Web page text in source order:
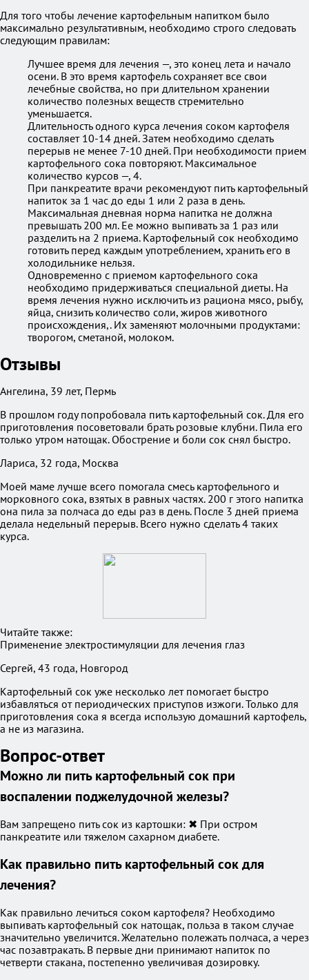
Для того чтобы лечение картофельным напитком было
максимально результативным, необходимо строго следовать
следующим правилам:
Лучшее время для лечения —, это конец лета и начало
осени. В это время картофель сохраняет все свои
лечебные свойства, но при длительном хранении
количество полезных веществ стремительно
уменьшается.
Длительность одного курса лечения соком картофеля
составляет 10-14 дней. Затем необходимо сделать
перерыв не менее 7-10 дней. При необходимости прием
картофельного сока повторяют. Максимальное
количество курсов —, 4.
При панкреатите врачи рекомендуют пить картофельный
напиток за 1 час до еды 1 или 2 раза в день.
Максимальная дневная норма напитка не должна
превышать 200 мл. Ее можно выпивать за 1 раз или
разделить на 2 приема. Картофельный сок необходимо
готовить перед каждым употреблением, хранить его в
холодильнике нельзя.
Одновременно с приемом картофельного сока
необходимо придерживаться специальной диеты. На
время лечения нужно исключить из рациона мясо, рыбу,
яйца, снизить количество соли, жиров животного
происхождения,. Их заменяют молочными продуктами:
творогом, сметаной, молоком.
Отзывы
Ангелина, 39 лет, Пермь
В прошлом году попробовала пить картофельный сок. Для его
приготовления посоветовали брать розовые клубни. Пила его
только утром натощак. Обострение и боли сок снял быстро.
Лариса, 32 года, Москва
Моей маме лучше всего помогала смесь картофельного и
морковного сока, взятых в равных частях. 200 г этого напитка
она пила за полчаса до еды раз в день. После 3 дней приема
делала недельный перерыв. Всего нужно сделать 4 таких
курса.
Читайте также:
Применение электростимуляции для лечения глаз
Сергей, 43 года, Новгород
Картофельный сок уже несколько лет помогает быстро
избавляться от периодических приступов изжоги. Только для
приготовления сока я всегда использую домашний картофель,
а не из магазина.
Вопрос-ответ
Можно ли пить картофельный сок при
воспалении поджелудочной железы?
Вам запрещено пить сок из картошки: ✖ При остром
панкреатите или тяжелом сахарном диабете.
Как правильно пить картофельный сок для
лечения?
Как правильно лечиться соком картофеля? Необходимо
выпивать картофельный сок натощак, польза в таком случае
значительно увеличится. Желательно полежать полчаса, а через
час позавтракать. В первые дни принимают напиток по
четверти стакана, постепенно увеличивая дозировку.